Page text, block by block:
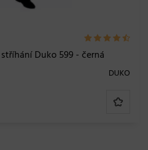
Duko 599 - černá
DUKO